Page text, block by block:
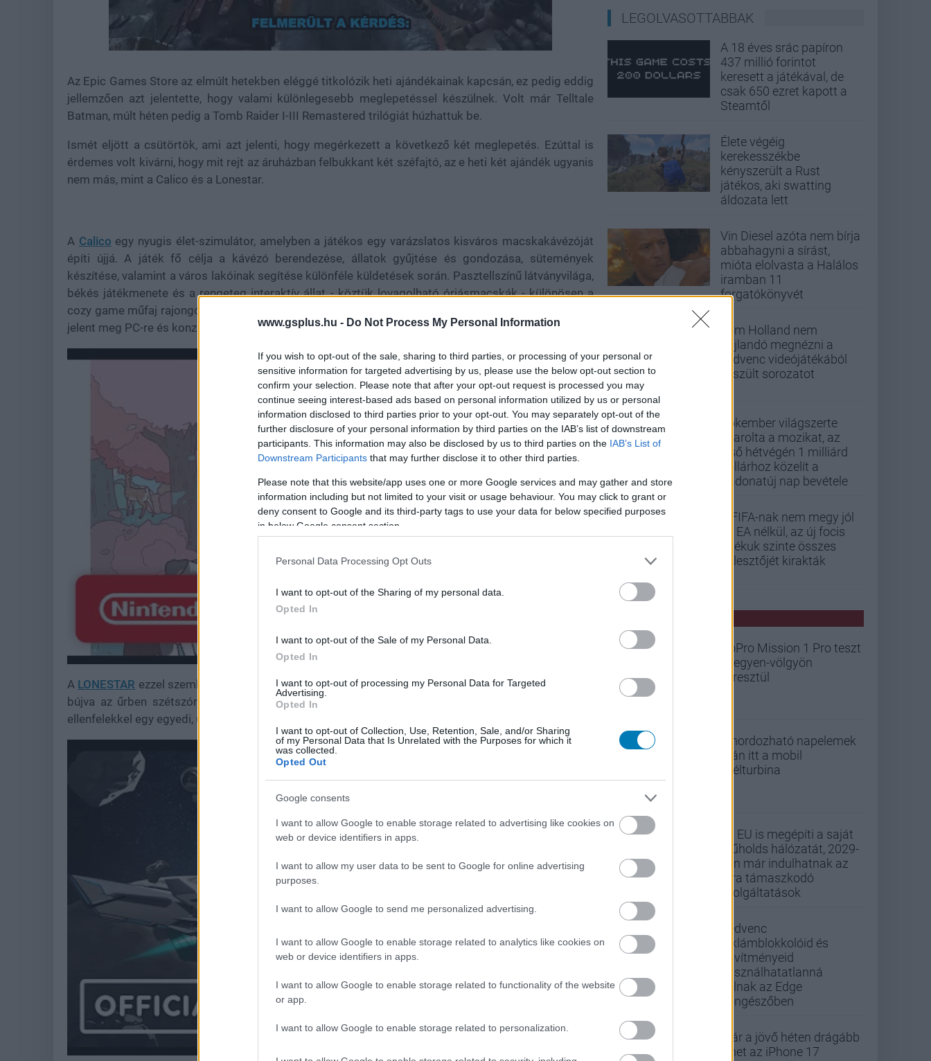
www.gsplus.hu - Do Not Process My Personal Information
If you wish to opt-out of the sale, sharing to third parties, or processing of your personal or
sensitive information for targeted advertising by us, please use the below opt-out section to
confirm your selection. Please note that after your opt-out request is processed you may
continue seeing interest-based ads based on personal information utilized by us or personal
information disclosed to third parties prior to your opt-out. You may separately opt-out of the
further disclosure of your personal information by third parties on the IAB’s list of downstream
participants. This information may also be disclosed by us to third parties on the IAB’s List of
Downstream Participants that may further disclose it to other third parties.
Please note that this website/app uses one or more Google services and may gather and store
information including but not limited to your visit or usage behaviour. You may click to grant or
deny consent to Google and its third-party tags to use your data for below specified purposes
in below Google consent section.
Personal Data Processing Opt Outs
I want to opt-out of the Sharing of my personal data.
Opted In
I want to opt-out of the Sale of my Personal Data.
Opted In
I want to opt-out of processing my Personal Data for Targeted
Advertising.
Opted In
I want to opt-out of Collection, Use, Retention, Sale, and/or Sharing
of my Personal Data that Is Unrelated with the Purposes for which it
was collected.
Opted Out
Google consents
I want to allow Google to enable storage related to advertising like cookies on
web or device identifiers in apps.
I want to allow my user data to be sent to Google for online advertising
purposes.
I want to allow Google to send me personalized advertising.
I want to allow Google to enable storage related to analytics like cookies on
web or device identifiers in apps.
I want to allow Google to enable storage related to functionality of the website
or app.
I want to allow Google to enable storage related to personalization.
Unmute
39.10%
Az Epic Games Store az elmúlt hetekben eléggé titkolózik heti ajándékainak kapcsán, ez pedig eddig
jellemzően azt jelentette, hogy valami különlegesebb meglepetéssel készülnek. Volt már Telltale
Batman, múlt héten pedig a Tomb Raider I-III Remastered trilógiát húzhattuk be.
Ismét eljött a csütörtök, ami azt jelenti, hogy megérkezett a következő két meglepetés. Ezúttal is
érdemes volt kivárni, hogy mit rejt az áruházban felbukkant két széfajtó, az e heti két ajándék ugyanis
nem más, mint a Calico és a Lonestar.
A Calico egy nyugis élet-szimulátor, amelyben a játékos egy varázslatos kisváros macskakávézóját
építi újjá. A játék fő célja a kávézó berendezése, állatok gyűjtése és gondozása, sütemények
készítése, valamint a város lakóinak segítése különféle küldetések során. Pasztellszínű látványvilága,
békés játékmenete és a rengeteg interaktív állat - köztük lovagolható óriásmacskák - különösen a
cozy game műfaj rajongóinak lehet vonzó. A játékot a Peachy Keen Games fejlesztette, és 2020-ban
jelent meg PC-re és konzolokra.
A LONESTAR ezzel szemben egy sci-fi roguelike pakliépítős játék, amelyben egy fejvadász szerepébe
bújva az űrben szétszórt bűnözőkre vadászol, és különböző küldetések során kell megküzdened
ellenfelekkel egy egyedi, úgynevezett shockwave battle harcrendszerben.
LEGOLVASOTTABBAK
A 18 éves srác papíron
437 millió forintot
keresett a játékával, de
csak 650 ezret kapott a
Steamtől
Élete végéig
kerekesszékbe
kényszerült a Rust
játékos, aki swatting
áldozata lett
Vin Diesel azóta nem bírja
abbahagyni a sírást,
mióta elolvasta a Halálos
iramban 11
forgatókönyvét
Tom Holland nem
hajlandó megnézni a
kedvenc videójátékából
készült sorozatot
Pókember világszerte
letarolta a mozikat, az
első hétvégén 1 milliárd
dollárhoz közelít a
Vadonatúj nap bevétele
A FIFA-nak nem megy jól
az EA nélkül, az új focis
játékuk szinte összes
fejlesztőjét kirakták
GoPro Mission 1 Pro teszt
- hegyen-völgyön
keresztül
A hordozható napelemek
után itt a mobil
szélturbina
Az EU is megépíti a saját
műholds hálózatát, 2029-
ben már indulhatnak az
arra támaszkodó
szolgáltatások
Kedvenc
reklámblokkolóid és
bővítményeid
használhatatlanná
válnak az Edge
böngészőben
Már a jövő héten drágább
lehet az iPhone 17